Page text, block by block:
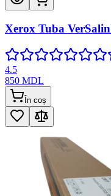
Xerox Tuba
4.5
850 MDL
În coș